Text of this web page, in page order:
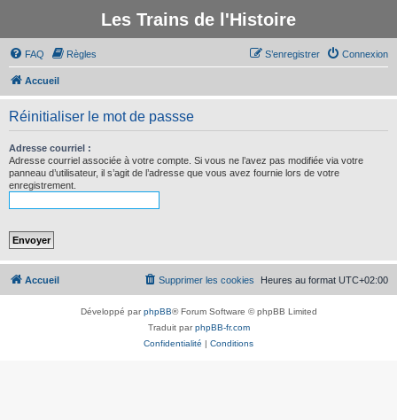
Les Trains de l'Histoire
FAQ Règles Connexion
S’enregistrer
Accueil
Réinitialiser le mot de passse
Adresse courriel :
Adresse courriel associée à votre compte. Si vous ne l’avez pas modifiée via votre
panneau d’utilisateur, il s’agit de l’adresse que vous avez fournie lors de votre
enregistrement.
Accueil Heures au format UTC+02:00
Supprimer les cookies
Développé parphpBB® Forum Software © phpBB Limited
Traduit parphpBB-fr.com
Confidentialité | Conditions